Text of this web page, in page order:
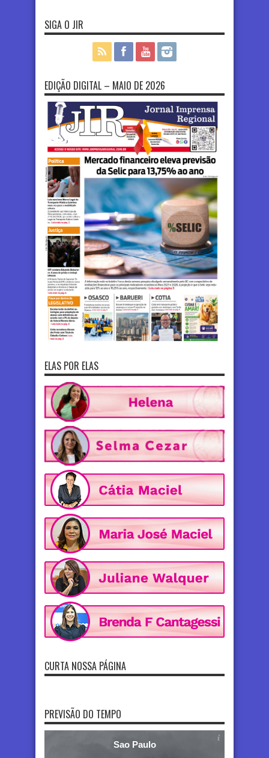
SIGA O JIR
EDIÇÃO DIGITAL – MAIO DE 2026
ELAS POR ELAS
CURTA NOSSA PÁGINA
PREVISÃO DO TEMPO
Sao Paulo